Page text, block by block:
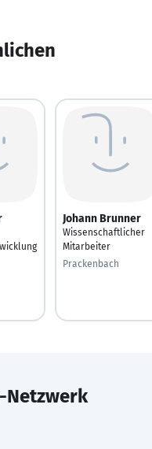
Johann Brunner
Wissenschaftlicher
Mitarbeiter
Prackenbach
Netzwerk